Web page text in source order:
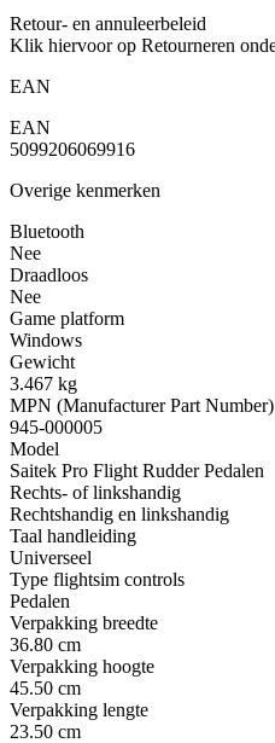
Retour- en annuleerbeleid
Klik hiervoor op Retourneren
EAN
EAN
5099206069916
Overige kenmerken
Bluetooth
Nee
Draadloos
Nee
Game platform
Windows
Gewicht
3.467 kg
MPN (Manufacturer Part Number)
945-000005
Model
Saitek Pro Flight Rudder Pedalen
Rechts- of linkshandig
Rechtshandig en linkshandig
Taal handleiding
Universeel
Type flightsim controls
Pedalen
Verpakking breedte
36.80 cm
Verpakking hoogte
45.50 cm
Verpakking lengte
23.50 cm